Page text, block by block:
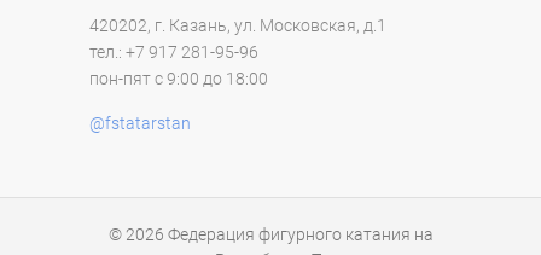
420202, г. Казань, ул. Московская, д.1
тел.: +7 917 281-95-96
пон-пят с 9:00 до 18:00
@fstatarstan
© 2026 Федерация фигурного катания на